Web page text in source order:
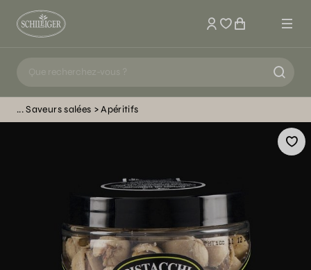
Mon compte
Saveurs salées Apéritifs